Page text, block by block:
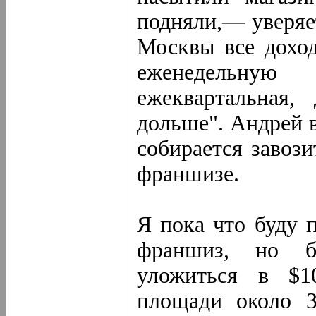
подняли,—
Москвы все
дольше". Андрей
собирается
франшизе.
Я пока что буду
франшиз, но
уложиться в
площади около